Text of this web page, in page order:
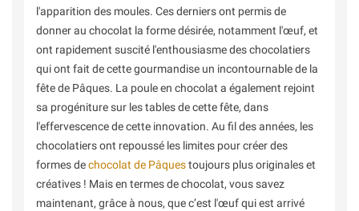
l'apparition des moules. Ces derniers ont permis de
donner au chocolat la forme désirée, notamment l'œuf, et
ont rapidement suscité l'enthousiasme des chocolatiers
qui ont fait de cette gourmandise un incontournable de la
fête de Pâques. La poule en chocolat a également rejoint
sa progéniture sur les tables de cette fête, dans
l'effervescence de cette innovation. Au fil des années, les
chocolatiers ont repoussé les limites pour créer des
formes dechocolat de Pâquestoujours plus originales et
créatives ! Mais en termes de chocolat, vous savez
maintenant, grâce à nous, que c’est l'œuf qui est arrivé